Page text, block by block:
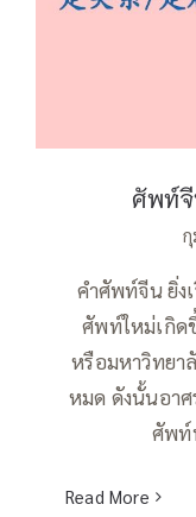
ศัพท์
ศัพท์จี
คำศัพท์จีน ยิ่ง
ศัพท์ใหม่เกิด
หรือมหาวิทยา
หมด ดังนั้นอาศ
ศัพท์
Read More